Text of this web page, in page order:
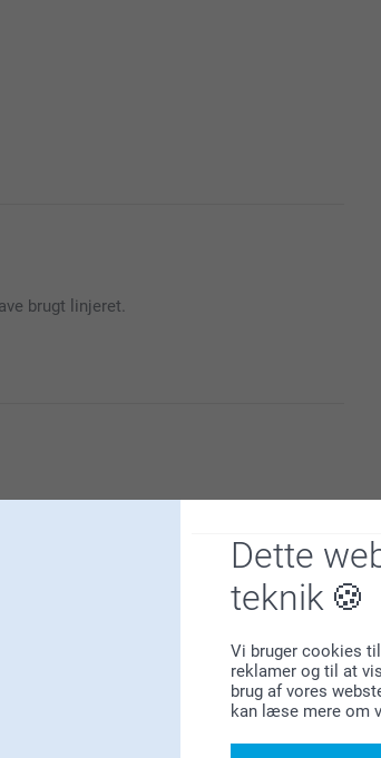
Dette
teknik
Vi bruger cookies
reklamer og til at
brug af vores
kan læse mere om
brugt linjeret.
Du bedes kontakte os på